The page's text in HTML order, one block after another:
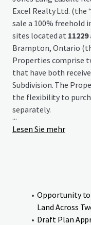
Excel Realty Ltd. (the
sale a 100% freehold
sites located at
Brampton, Ontario
Properties comprise
that have both
Subdivision. The
the flexibility to
separately.
...
Lesen Sie mehr
Opportunity to
Land Across
Draft Plan